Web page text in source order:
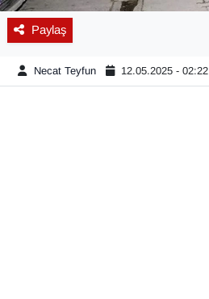
Paylaş
Necat Teyfun 12.05.2025 - 02:22
EKONOMİ
Emlak